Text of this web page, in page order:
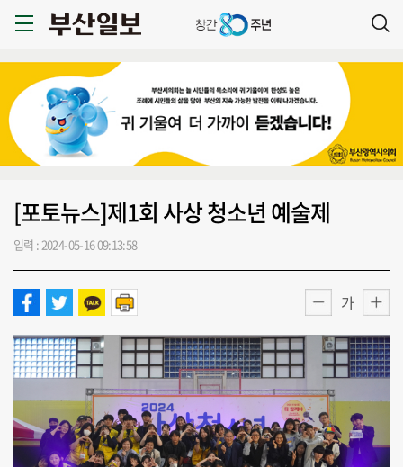
[포토뉴스]제1회 사상 청소년 예술제
입력 : 2024-05-16 09:13:58
가